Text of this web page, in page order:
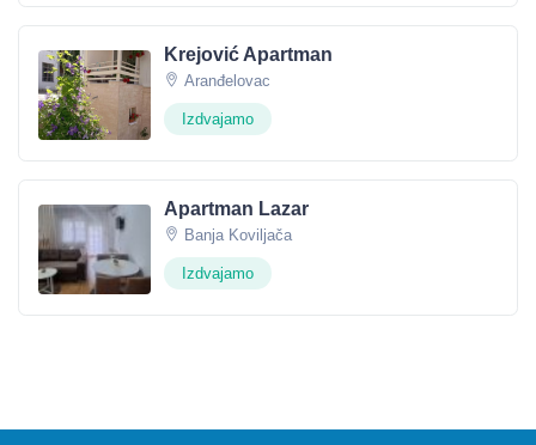
Krejović Apartman
Aranđelovac
Izdvajamo
Apartman Lazar
Banja Koviljača
Izdvajamo